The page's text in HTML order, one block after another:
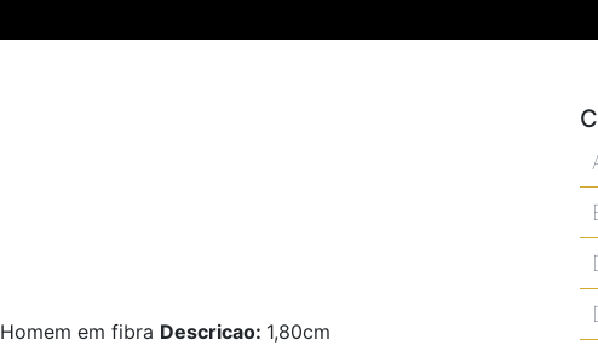
Homem em fibra Descricao: 1,80cm